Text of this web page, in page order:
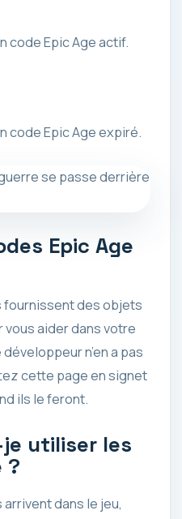
code Epic Age actif.
code Epic Age expiré.
Epic Age
fournissent des objets
vous aider dans votre
n’en a pas
cette page en signet
ils le feront.
utiliser les
?
arrivent dans le jeu,